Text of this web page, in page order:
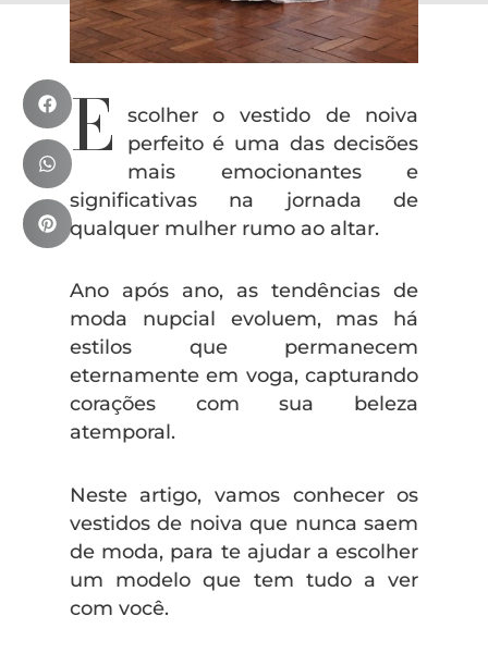
E
scolher o vestido de noiva
perfeito é uma das decisões
mais emocionantes e
significativas na jornada de
qualquer mulher rumo ao altar.
Ano após ano, as tendências de
moda nupcial evoluem, mas há
estilos que permanecem
eternamente em voga, capturando
corações com sua beleza
atemporal.
Neste artigo, vamos conhecer os
vestidos de noiva que nunca saem
de moda, para te ajudar a escolher
um modelo que tem tudo a ver
com você.